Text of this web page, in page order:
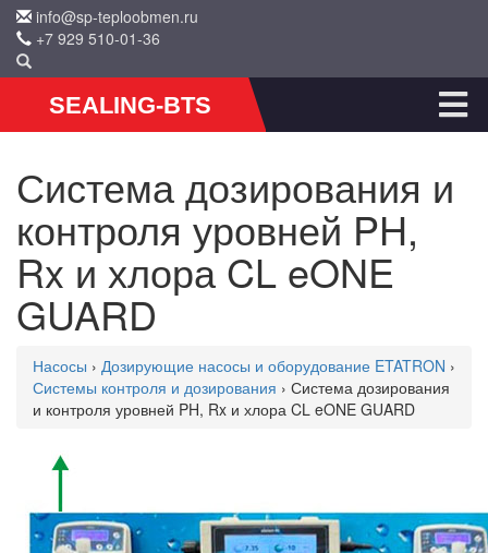
info@sp-teploobmen.ru
+7 929 510-01-36
SEALING-BTS
Система дозирования и
контроля уровней PH,
Rx и хлора CL eONE
GUARD
Насосы › Дозирующие насосы и оборудование ETATRON ›
Системы контроля и дозирования › Система дозирования
и контроля уровней PH, Rx и хлора CL eONE GUARD